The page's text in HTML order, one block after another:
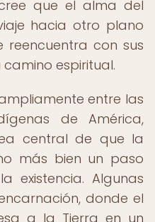
que el alma del
hacia otro plano
reencuentra con sus
espiritual.
entre las
de América,
central de que la
más bien un paso
existencia. Algunas
donde el
a la Tierra en un